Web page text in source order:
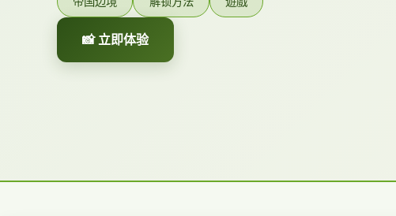
📸 立即体验